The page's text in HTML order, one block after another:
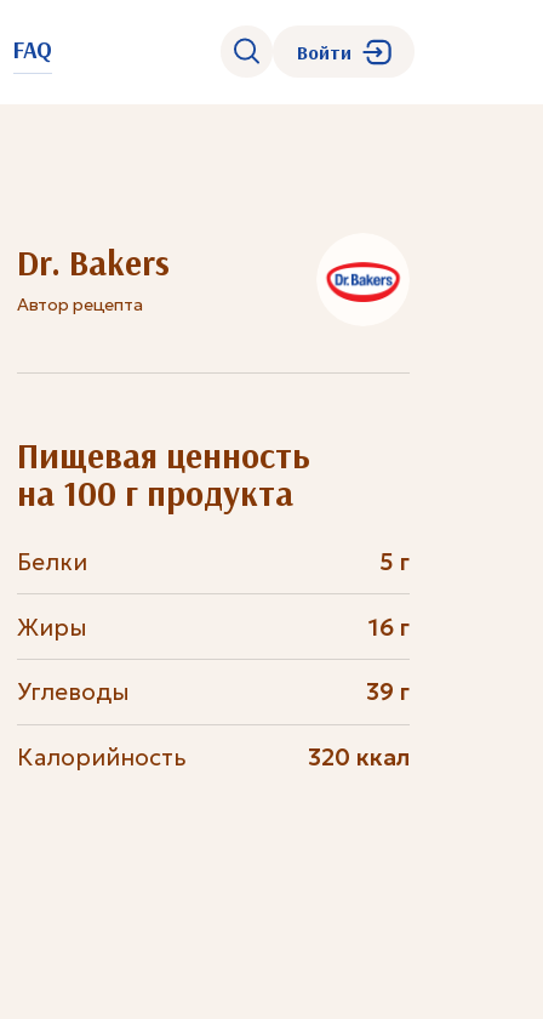
FAQ Войти
Dr. Bakers
Автор рецепта
Пищевая ценность
на 100 г продукта
Белки 5 г
Жиры 16 г
Углеводы 39 г
Калорийность 320 ккал